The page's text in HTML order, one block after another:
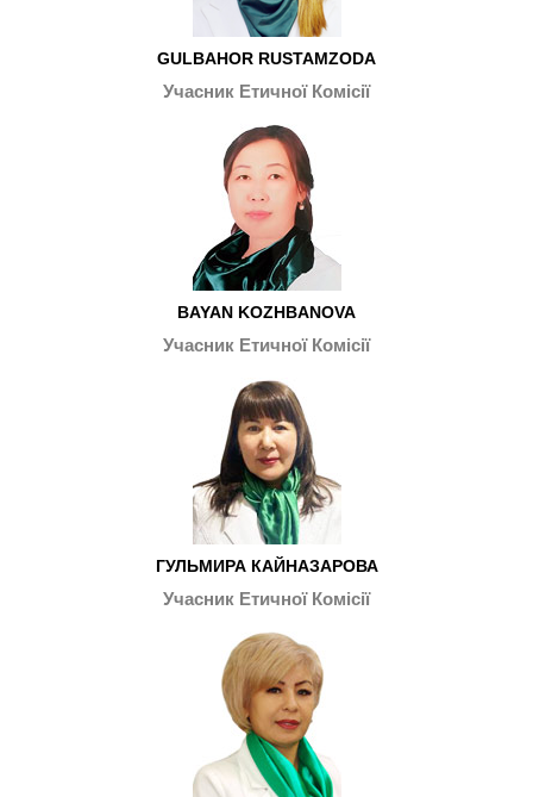
GULBAHOR RUSTAMZODA
Учасник Етичної Комісії
BAYAN KOZHBANOVA
Учасник Етичної Комісії
ГУЛЬМИРА КАЙНАЗАРОВА
Учасник Етичної Комісії